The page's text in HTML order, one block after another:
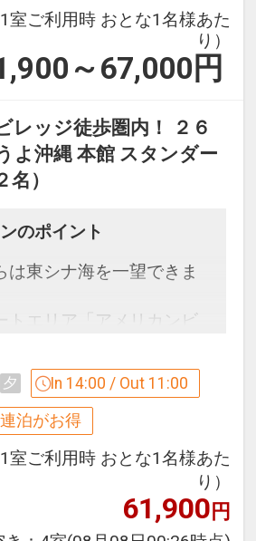
された慶良間（けらま）
しやすい！
！
４分のモノレール「美栄
駅」よりほど近く
り、冷え性などの効能あ
年4月1日～2026年11月
1室ご利用時 おとな1名様あた
り）
～67,000 円
レッジ徒歩圏内！ ２６
よ沖縄 本館 スタンダー
名）
のポイント
は東シナ海を一望できま
トエリア「アメリカンビ
の申込がお得】早期申込
前までにお申し込みにな
５００円引
夕 In 14:00 / Out 11:00
連泊がお得
1室ご利用時 おとな1名様あた
り）
61,900円